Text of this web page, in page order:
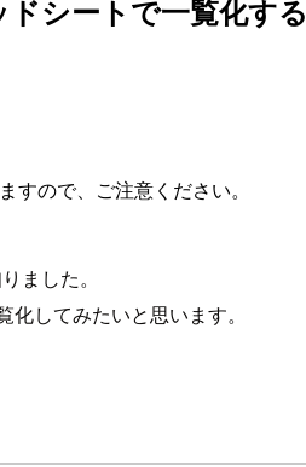
シートで一覧化する
ので、ご注意ください。
ました。
してみたいと思います。